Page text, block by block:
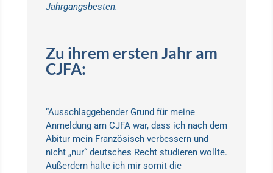
Jahrgangsbesten.
Zu ihrem ersten Jahr am
CJFA:
“Ausschlaggebender Grund für meine
Anmeldung am CJFA war, dass ich nach dem
Abitur mein Französisch verbessern und
nicht „nur“ deutsches Recht studieren wollte.
Außerdem halte ich mir somit die